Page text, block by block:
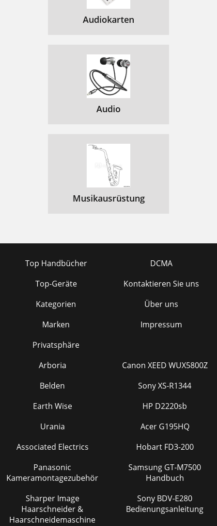
Audiokarten
Audio
Musikausrüstung
Top Handbücher
Top-Geräte
Kategorien
Marken
Privatsphäre
DCMA
Kontaktieren Sie uns
Über uns
Impressum
Arboria
Belden
Earth Wise
Urania
Associated Electrics
Panasonic
Kameramontagezubehör
Sharper Image
Haarschneider &
Haarschneidemaschine
Canon XEED WUX5800Z
Sony XS-R1344
HP D2220sb
Acer G195HQ
Hobart FD3-200
Samsung GT-M7500
Handbuch
Sony BDV-E280
Bedienungsanleitung